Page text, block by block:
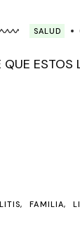
SALUD
QUE
FAMILIA